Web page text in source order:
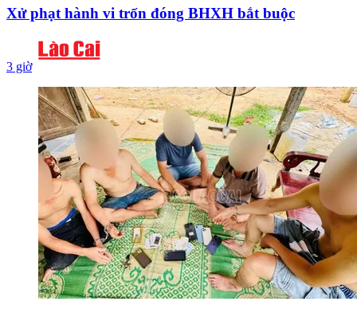
Xử phạt hành vi trốn đóng BHXH bắt buộc
3 giờ